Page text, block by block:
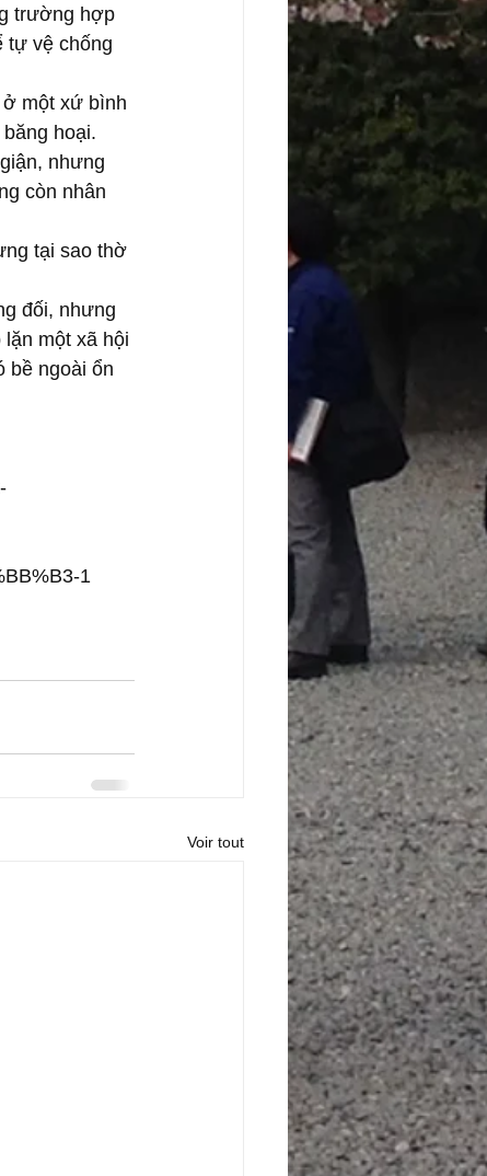
trường hợp
tự vệ chống
ở một xứ bình
hoại.
nhưng
còn nhân
tại sao thờ
đối, nhưng
một xã hội
bề ngoài ổn
1
Voir tout